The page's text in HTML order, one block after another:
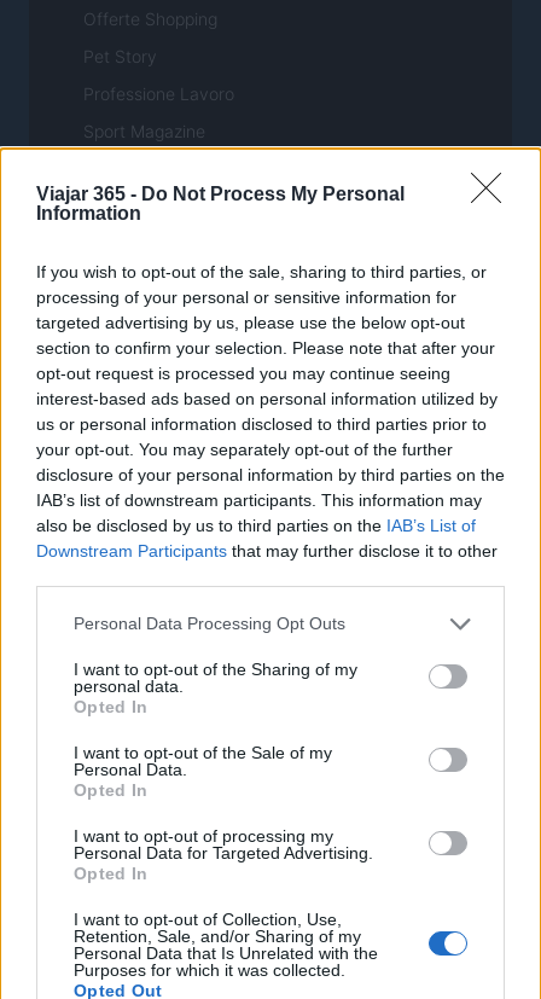
Viajar 365 - Do Not Process My Personal
Information
If you wish to opt-out of the sale, sharing to third parties, or
processing of your personal or sensitive information for
targeted advertising by us, please use the below opt-out
section to confirm your selection. Please note that after your
opt-out request is processed you may continue seeing
interest-based ads based on personal information utilized by
us or personal information disclosed to third parties prior to
your opt-out. You may separately opt-out of the further
disclosure of your personal information by third parties on the
IAB’s list of downstream participants. This information may
also be disclosed by us to third parties on the IAB’s List of
Downstream Participants that may further disclose it to other
Please note that this website/app uses one or more Google
not limited to your visit or usage behaviour. You may click to
grant or deny consent to Google and its third-party tags to
use your data for below specified purposes in below Google
consent section.
Personal Data Processing Opt Outs
I want to opt-out of the Sharing of my
personal data.
Opted In
I want to opt-out of the Sale of my
Personal Data.
Opted In
I want to opt-out of processing my
Personal Data for Targeted Advertising.
Opted In
I want to opt-out of Collection, Use,
Retention, Sale, and/or Sharing of my
Personal Data that Is Unrelated with the
Purposes for which it was collected.
Opted Out
Offerte Shopping
Pet Story
Professione Lavoro
Sport Magazine
Think.it
Viaggiamo
Nonne Magazine
Milano Cortina
Luxury Club
Il Calcio Online
Professione mamma
World Music
Investimenti Magazine
Money 365
Zona Nerd
People Magazine
Tutto Gaming
ESG 365
Food Wiki
FuturoDonna
HomeMagazine
SecondHomeMagazine